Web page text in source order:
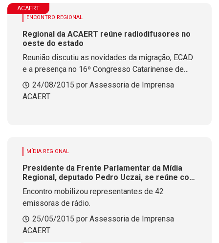
ACAERT
ENCONTRO REGIONAL
Regional da ACAERT reúne radiodifusores no
oeste do estado
Reunião discutiu as novidades da migração, ECAD
e a presença no 16º Congresso Catarinense de
Rádio e Televisão
24/08/2015 por Assessoria de Imprensa
ACAERT
MÍDIA REGIONAL
Presidente da Frente Parlamentar da Mídia
Regional, deputado Pedro Uczai, se reúne com
radiodifusores em Chapecó.
Encontro mobilizou representantes de 42
emissoras de rádio.
25/05/2015 por Assessoria de Imprensa
ACAERT